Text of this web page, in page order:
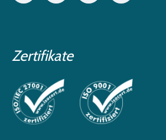
Zertifikate